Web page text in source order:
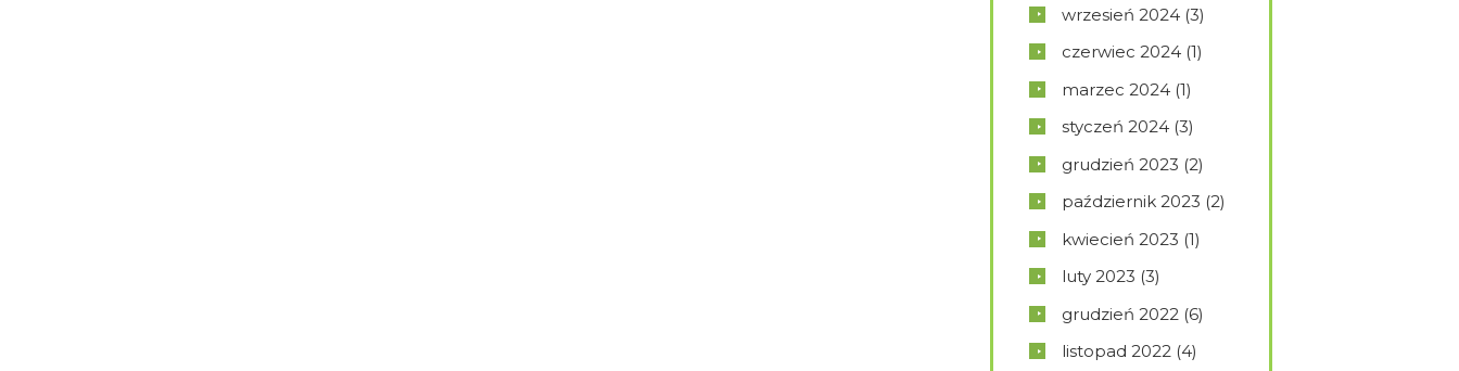
wrzesień 2024 (3)
czerwiec 2024 (1)
marzec 2024 (1)
styczeń 2024 (3)
grudzień 2023 (2)
październik 2023 (2)
kwiecień 2023 (1)
luty 2023 (3)
grudzień 2022 (6)
listopad 2022 (4)